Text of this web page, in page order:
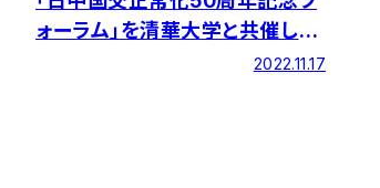
ォーラム」を清華大学と共催しま
2022.11.17